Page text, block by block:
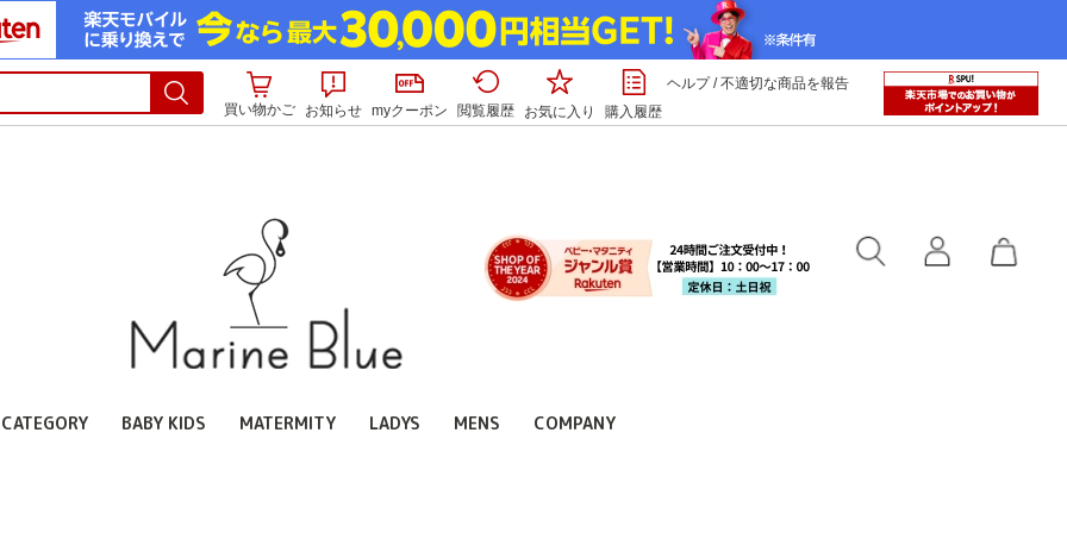
買い物かご お知らせ myクーポン 閲覧履歴 お気に入り 購入履歴
ヘルプ/不適切な商品を報告